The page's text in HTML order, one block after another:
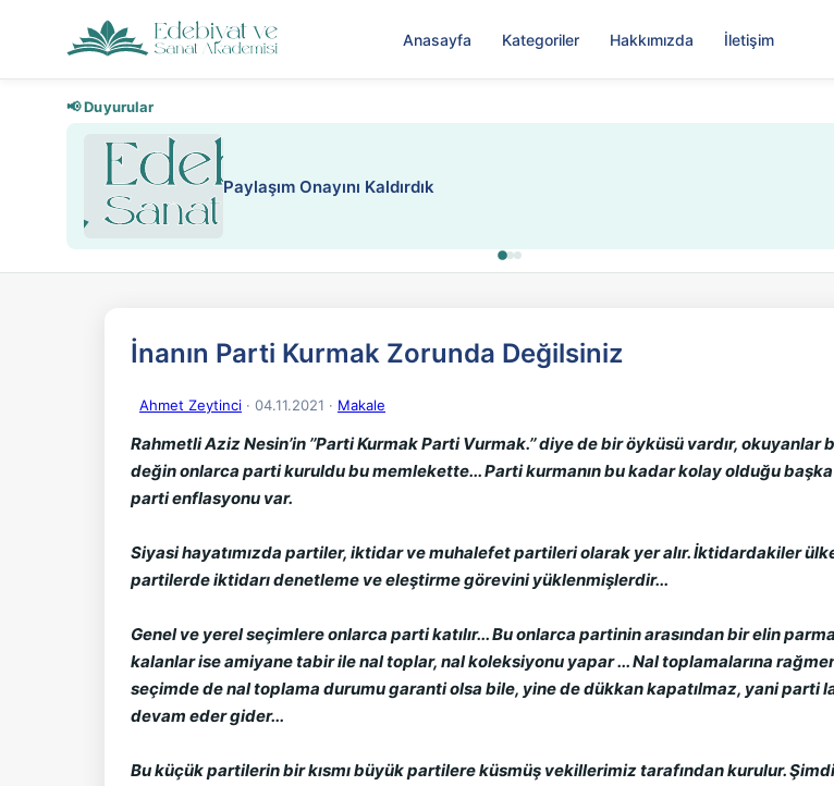
Anasayfa Kategoriler Hakkımızda İletişim
📢 Duyurular
Paylaşım Onayını Kaldırdık
İnanın Parti Kurmak Zorunda Değilsiniz
Ahmet Zeytinci · 04.11.2021 · Makale
Rahmetli Aziz Nesin’in ’’Parti Kurmak Parti Vurmak.’’ diye de bir öyküsü vardır,
değin onlarca parti kuruldu bu memlekette... Parti kurmanın bu kadar kolay olduğu
parti enflasyonu var.
Siyasi hayatımızda partiler, iktidar ve muhalefet partileri olarak yer alır. İktidardakiler
partilerde iktidarı denetleme ve eleştirme görevini yüklenmişlerdir...
Genel ve yerel seçimlere onlarca parti katılır... Bu onlarca partinin arasından bir elin
kalanlar ise amiyane tabir ile nal toplar, nal koleksiyonu yapar ... Nal toplamalarına
seçimde de nal toplama durumu garanti olsa bile, yine de dükkan kapatılmaz, yani
devam eder gider...
Bu küçük partilerin bir kısmı büyük partilere küsmüş vekillerimiz tarafından kurulur.